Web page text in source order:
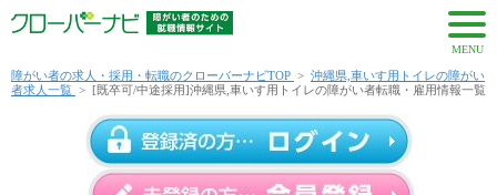
MENU
障がい者の求人・採用・転職のクローバーナビTOP > 沖縄県,車いす用トイレの障がい
者求人一覧 > [既卒可/中途採用]沖縄県,車いす用トイレの障がい者転職・雇用情報一覧